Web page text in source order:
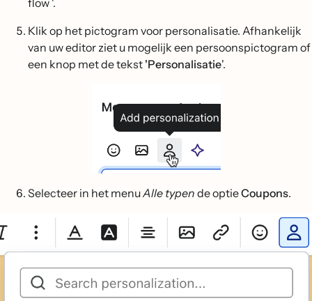
Klik op het pictogram voor personalisatie. Afhankelijk
van uw editor ziet u mogelijk een persoonspictogram of
een knop met de tekst 'Personalisatie'.
Selecteer in het menuAlle typen de optieCoupons.